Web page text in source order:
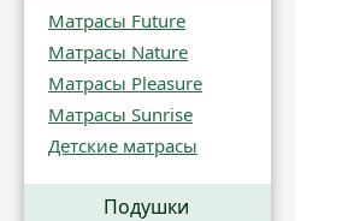
Матрасы Future
Матрасы Nature
Матрасы Pleasure
Матрасы Sunrise
Детские матрасы
Подушки